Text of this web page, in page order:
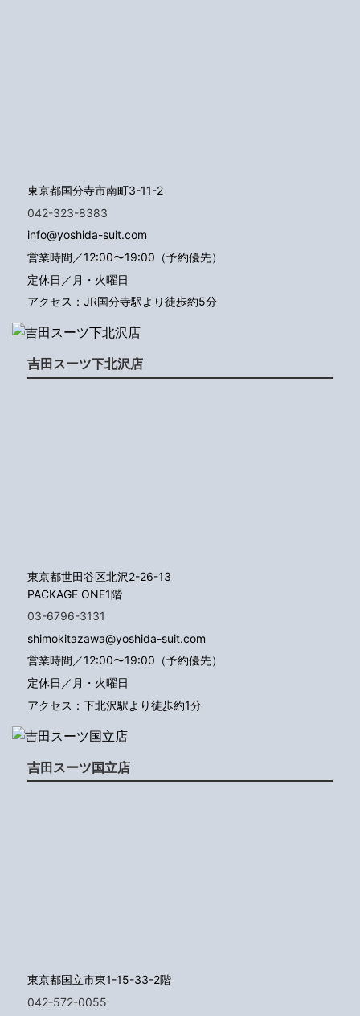
東京都国分寺市南町3-11-2
042-323-8383
info@yoshida-suit.com
営業時間／12:00〜19:00（予約優先）
定休日／月・火曜日
アクセス：JR国分寺駅より徒歩約5分
吉田スーツ下北沢店
東京都世田谷区北沢2-26-13
PACKAGE ONE1階
03-6796-3131
shimokitazawa@yoshida-suit.com
営業時間／12:00〜19:00（予約優先）
定休日／月・火曜日
アクセス：下北沢駅より徒歩約1分
吉田スーツ国立店
東京都国立市東1-15-33-2階
042-572-0055